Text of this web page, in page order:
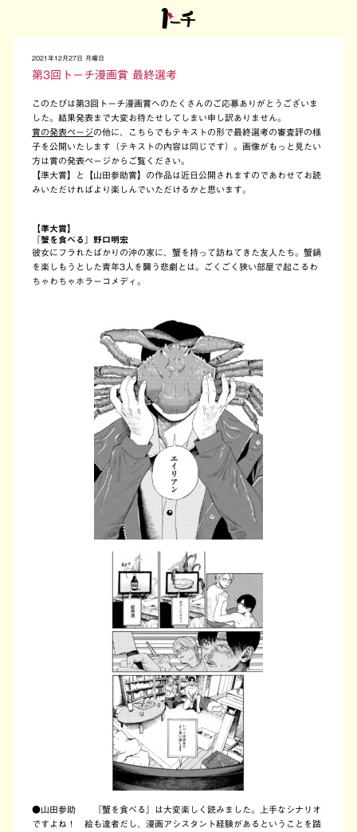
2021年12月27日 月曜日
第3回トーチ漫画賞 最終選考
このたびは第3回トーチ漫画賞へのたくさんのご応募ありがとうございま
した。結果発表まで大変お待たせしてしまい申し訳ありません。
賞の発表ページの他に、こちらでもテキストの形で最終選考の審査評の様
子を公開いたします（テキストの内容は同じです）。画像がもっと見たい
方は賞の発表ページからご覧ください。
【準大賞】と【山田参助賞】の作品は近日公開されますのであわせてお読
みいただければより楽しんでいただけるかと思います。
【準大賞】
『蟹を食べる』野口明宏
彼女にフラれたばかりの沖の家に、蟹を持って訪ねてきた友人たち。蟹鍋
を楽しもうとした青年3人を襲う悲劇とは。ごくごく狭い部屋で起こるわ
ちゃわちゃホラーコメディ。
●山田参助
『蟹を食べる』は大変楽しく読みました。上手なシナリオ
ですよね！ 絵も達者だし、漫画アシスタント経験があるということを踏